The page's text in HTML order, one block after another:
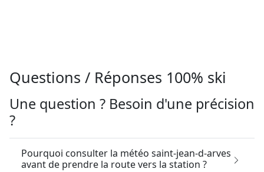
Questions / Réponses 100% ski
Une question ? Besoin d'une précision
?
Pourquoi consulter la météo saint-jean-d-arves
avant de prendre la route vers la station ?